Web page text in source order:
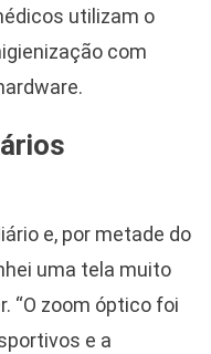
utilizam o
com
e, por metade do
uma tela muito
“O zoom óptico foi
e a